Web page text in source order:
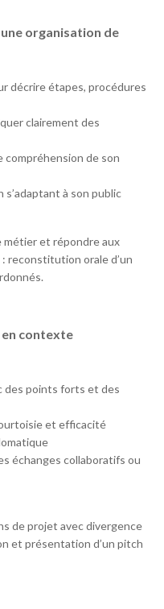
organisation de
décrire étapes, procédures
clairement des
compréhension de son
à son public
métier et répondre aux
reconstitution orale d’un
contexte
des points forts et des
et efficacité
échanges collaboratifs ou
de projet avec divergence
et présentation d’un pitch